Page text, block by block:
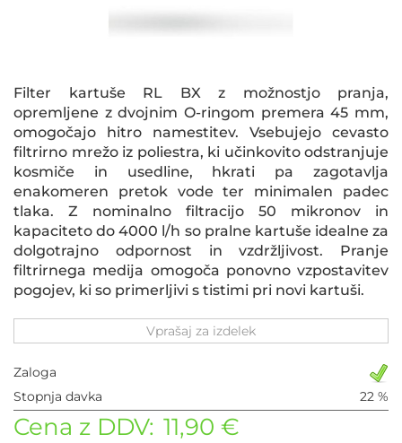
Filter kartuše RL BX z možnostjo pranja,
opremljene z dvojnim O-ringom premera 45 mm,
omogočajo hitro namestitev. Vsebujejo cevasto
filtrirno mrežo iz poliestra, ki učinkovito odstranjuje
kosmiče in usedline, hkrati pa zagotavlja
enakomeren pretok vode ter minimalen padec
tlaka. Z nominalno filtracijo 50 mikronov in
kapaciteto do 4000 l/h so pralne kartuše idealne za
dolgotrajno odpornost in vzdržljivost. Pranje
filtrirnega medija omogoča ponovno vzpostavitev
pogojev, ki so primerljivi s tistimi pri novi kartuši.
Vprašaj za izdelek
Zaloga
Stopnja davka
22 %
Cena z DDV: 11,90 €